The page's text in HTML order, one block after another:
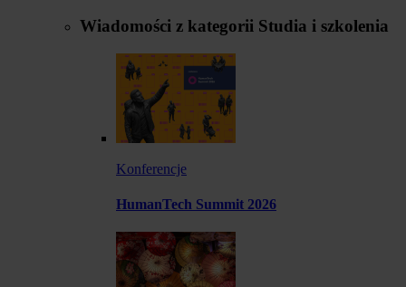
Wiadomości z kategorii Studia i szkolenia
Konferencje
HumanTech Summit 2026